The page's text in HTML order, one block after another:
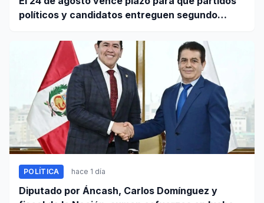
políticos y candidatos entreguen segundo
POLÍTICA hace 1 día
Diputado por Áncash, Carlos Domínguez y